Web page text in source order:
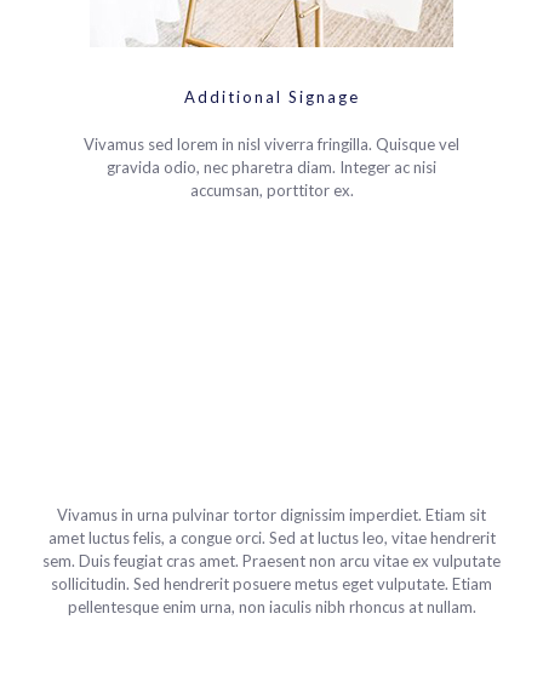
Additional Signage
Vivamus sed lorem in nisl viverra fringilla. Quisque vel
gravida odio, nec pharetra diam. Integer ac nisi
accumsan, porttitor ex.
Vivamus in urna pulvinar tortor dignissim imperdiet. Etiam sit
amet luctus felis, a congue orci. Sed at luctus leo, vitae hendrerit
sem. Duis feugiat cras amet. Praesent non arcu vitae ex vulputate
sollicitudin. Sed hendrerit posuere metus eget vulputate. Etiam
pellentesque enim urna, non iaculis nibh rhoncus at nullam.